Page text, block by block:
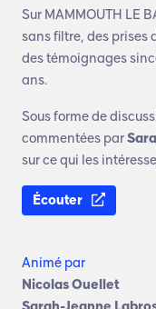
Sur MAMMOUTH LE
sans filtre, des prises
des témoignages
ans.
Sous forme de
commentées par
sur ce qui les
Écouter
Animé par
Nicolas Ouellet